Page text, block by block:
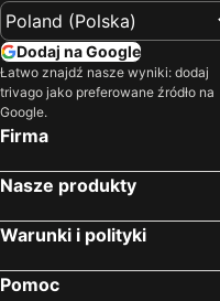
Dodaj na Google
Łatwo znajdź nasze wyniki: dodaj
trivago jako preferowane źródło na
Google.
Firma
Nasze produkty
Warunki i polityki
Pomoc